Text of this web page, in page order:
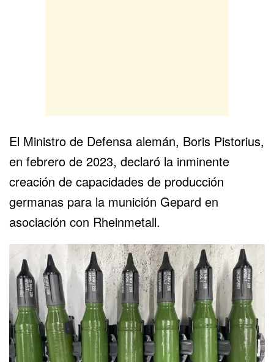
El Ministro de Defensa alemán, Boris Pistorius,
en febrero de 2023, declaró la inminente
creación de capacidades de producción
germanas para la munición Gepard en
asociación con Rheinmetall.